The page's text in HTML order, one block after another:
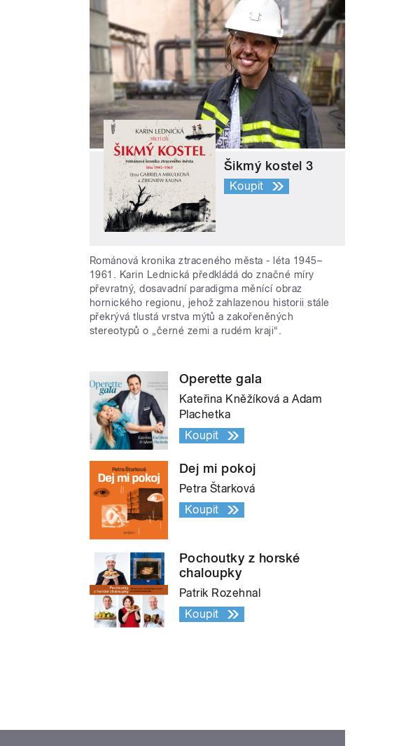
Šikmý kostel 3
Koupit
Románová kronika ztraceného města - léta 1945–
1961. Karin Lednická předkládá do značné míry
převratný, dosavadní paradigma měnící obraz
hornického regionu, jehož zahlazenou historii stále
překrývá tlustá vrstva mýtů a zakořeněných
stereotypů o „černé zemi a rudém kraji“.
Operette gala
Kateřina Kněžíková a Adam
Plachetka
Koupit
Dej mi pokoj
Petra Štarková
Koupit
Pochoutky z horské
chaloupky
Patrik Rozehnal
Koupit